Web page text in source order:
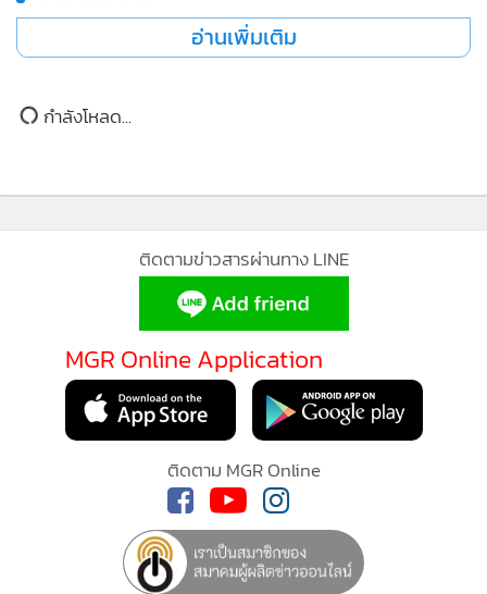
ความคืบหน้าอย่างมากในการทยอยลงนามสัญญาซื้อขายไฟฟ้า
(PPA) ระยะยาว จำนวน 11 โครงการ กำลังผลิตรวม 448 เมกะ
แล้วเสร็จทั้งหมดในไตรมาสที่ 2 ของปีนี้
Center รายใหญ่ พร้อมศึกษาแนวทางการพัฒนาโรงไฟฟ้าเพื่อ
ตอบโจทย์ความต้องการใช้ไฟฟ้าสีเขียวโดยตรง
สำหรับการลงทุนในต่างประเทศ บริษัทลุยลงทุนเชิงกลยุทธ์อย่าง
ต่อเนื่อง ผ่านแนวทาง Asset Recycling หรือการหมุนเวียน
สินทรัพย์เชิงกลยุทธ์อย่างมีประสิทธิภาพ ซึ่งจะช่วยเสริมสร้าง
ความยืดหยุ่นทางการเงิน และสนับสนุนการนำเงินไปลงทุนต่อย
อดในโครงการที่มีศักยภาพและให้ผลตอบแทนที่ดียิ่งขึ้นในระยะ
ยาว และการควบรวมและซื้อกิจการ ทั้งในโรงไฟฟ้าก๊าซ
ในสหรัฐอเมริกา ซึ่งความต้องการใช้ไฟฟ้าขยายตัวอย่างต่อ
เนื่องจากความต้องการของธุรกิจ Data Center
938
MGR Online ใ
MGR Online ใช้คุกกี้
ประสบการณ์คอนเทน
แอพพลิเคชั่น
ส่วนบุคคล